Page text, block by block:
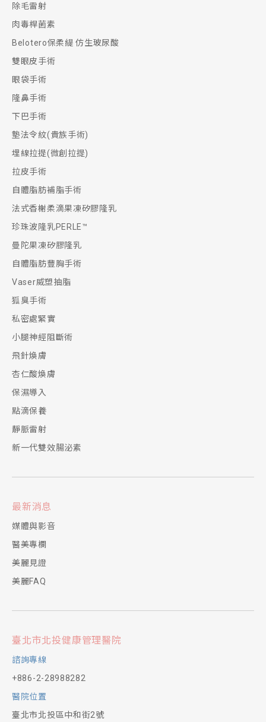
除毛雷射
肉毒桿菌素
Belotero保柔緹 仿生玻尿酸
雙眼皮手術
眼袋手術
隆鼻手術
下巴手術
墊法令紋(貴族手術)
埋線拉提(微創拉提)
拉皮手術
自體脂肪補脂手術
法式香榭柔滴果凍矽膠隆乳
珍珠波隆乳PERLE™
曼陀果凍矽膠隆乳
自體脂肪豐胸手術
Vaser威塑抽脂
狐臭手術
私密處緊實
小腿神經阻斷術
飛針煥膚
杏仁酸煥膚
保濕導入
點滴保養
靜脈雷射
新一代雙效腸泌素
最新消息
媒體與影音
醫美專欄
美麗見證
美麗FAQ
臺北市北投健康管理醫院
諮詢專線
+886-2-28988282
醫院位置
臺北市北投區中和街2號